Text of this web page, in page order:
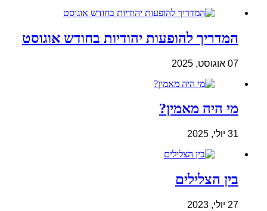
המדריך להופעות יהודיות בחודש אוגוסט
07 אוגוסט, 2025
מי היה מאמין?
31 יולי, 2025
בין הצלילים
27 יולי, 2023